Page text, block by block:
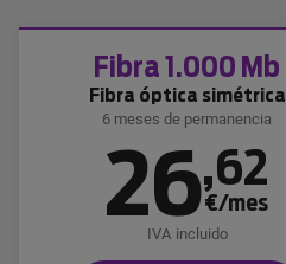
Fibra 1.000 Mb
Fibra óptica simétrica
6 meses de permanencia
26,62
€/mes
IVA incluido